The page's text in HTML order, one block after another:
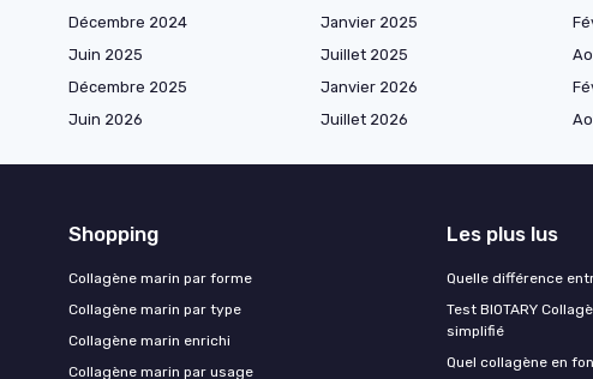
Décembre 2024
Janvier 2025
Juin 2025
Juillet 2025
Décembre 2025
Janvier 2026
Juin 2026
Juillet 2026
Shopping
Collagène marin par forme
Collagène marin par type
Collagène marin enrichi
Collagène marin par usage
Les plus lus
Quelle différence
Test BIOTARY
simplifié
Quel collagène en